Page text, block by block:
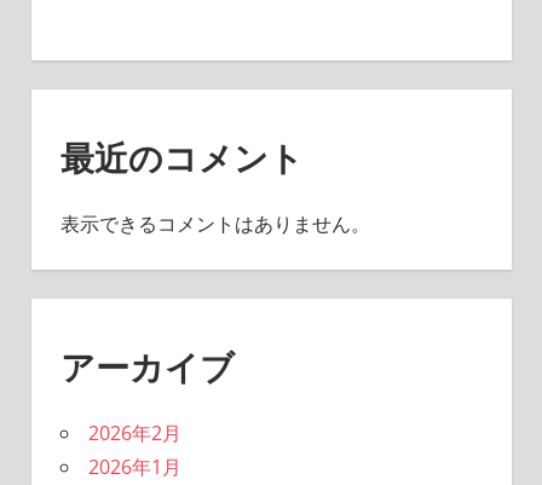
最近のコメント
表示できるコメントはありません。
アーカイブ
2026年2月
2026年1月